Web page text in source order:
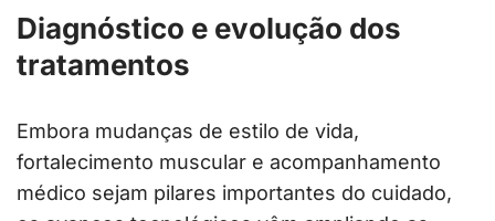
Diagnóstico e evolução dos
tratamentos
Embora mudanças de estilo de vida,
fortalecimento muscular e acompanhamento
médico sejam pilares importantes do cuidado,